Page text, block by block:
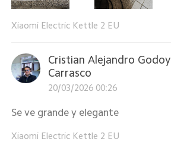
Xiaomi Electric Kettle 2 EU
Cristian Alejandro Godoy
Carrasco
20/03/2026 00:26
Se ve grande y elegante
Xiaomi Electric Kettle 2 EU